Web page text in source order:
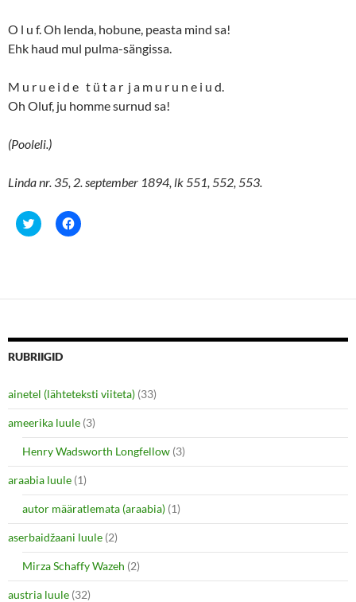
O l u f. Oh lenda, hobune, peasta mind sa!
Ehk haud mul pulma-sängissa.
M u r u e i d e t ü t a r j a m u r u n e i u d.
Oh Oluf, ju homme surnud sa!
(Pooleli.)
Linda nr. 35, 2. september 1894, lk 551, 552, 553.
C
l
h
e
o
n
t
t
e
r
(
O
p
e
n
n
n
w
w
i
n
d
o
C
l
h
e
o
e
b
o
o
k
(
O
p
e
n
i
n
n
e
w
w
i
n
d
RUBRIIGID
ainetel (lähteteksti viiteta) (33)
ameerika luule (3)
Henry Wadsworth Longfellow (3)
araabia luule (1)
autor määratlemata (araabia) (1)
aserbaidžaani luule (2)
Mirza Schaffy Wazeh (2)
austria luule (32)